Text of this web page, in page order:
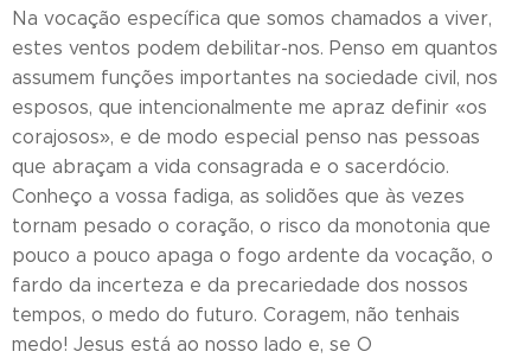
Na vocação específica que somos chamados a viver,
estes ventos podem debilitar-nos. Penso em quantos
assumem funções importantes na sociedade civil, nos
esposos, que intencionalmente me apraz definir «os
corajosos», e de modo especial penso nas pessoas
que abraçam a vida consagrada e o sacerdócio.
Conheço a vossa fadiga, as solidões que às vezes
tornam pesado o coração, o risco da monotonia que
pouco a pouco apaga o fogo ardente da vocação, o
fardo da incerteza e da precariedade dos nossos
tempos, o medo do futuro. Coragem, não tenhais
medo! Jesus está ao nosso lado e, se O